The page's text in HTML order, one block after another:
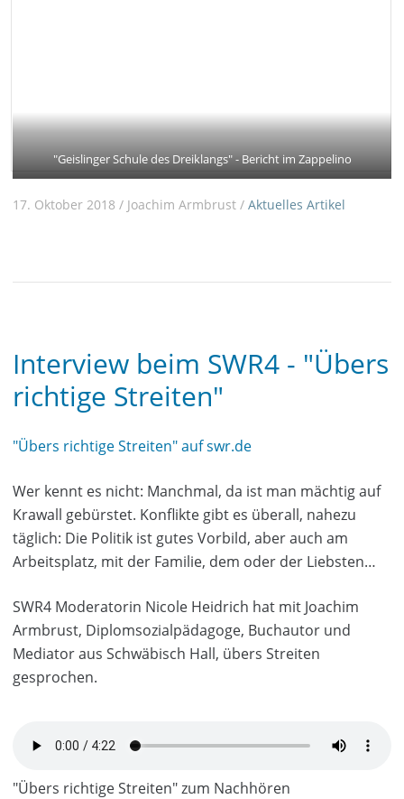
"Geislinger Schule des Dreiklangs" - Bericht im Zappelino
17. Oktober 2018 / Joachim Armbrust / Aktuelles Artikel
Interview beim SWR4 - "Übers
richtige Streiten"
"Übers richtige Streiten" auf swr.de
Wer kennt es nicht: Manchmal, da ist man mächtig auf
Krawall gebürstet. Konflikte gibt es überall, nahezu
täglich: Die Politik ist gutes Vorbild, aber auch am
Arbeitsplatz, mit der Familie, dem oder der Liebsten…
SWR4 Moderatorin Nicole Heidrich hat mit Joachim
Armbrust, Diplomsozialpädagoge, Buchautor und
Mediator aus Schwäbisch Hall, übers Streiten
gesprochen.
"Übers richtige Streiten" zum Nachhören